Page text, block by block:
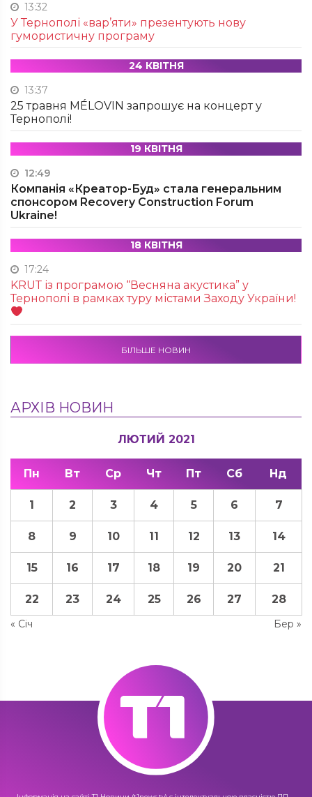
13:32
У Тернополі «вар’яти» презентують нову
гумористичну програму
24 КВІТНЯ
13:37
25 травня MÉLOVIN запрошує на концерт у
Тернополі!
19 КВІТНЯ
12:49
Компанія «Креатор-Буд» стала генеральним
спонсором Recovery Construction Forum
Ukraine!
18 КВІТНЯ
17:24
KRUТ із програмою “Весняна акустика” у
Тернополі в рамках туру містами Заходу України!
БІЛЬШЕ НОВИН
АРХІВ НОВИН
ЛЮТИЙ 2021
Пн Вт Ср Чт Пт Сб Нд
« Січ Бер »
1 2 3 4 5 6 7
8 9 10 11 12 13 14
15 16 17 18 19 20 21
22 23 24 25 26 27 28